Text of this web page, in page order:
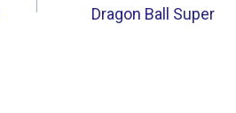
Dragon Ball Super